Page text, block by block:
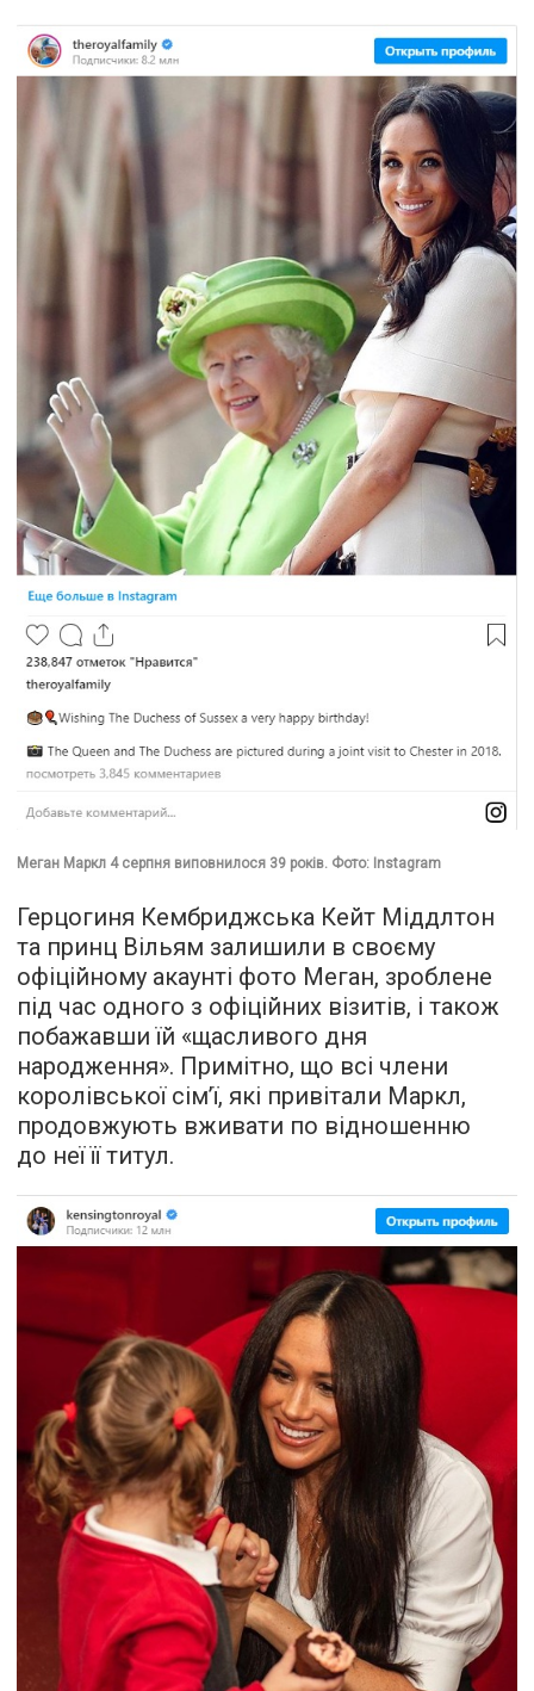
Меган Маркл 4 серпня виповнилося 39 років. Фото: Instagram
Герцогиня Кембриджська Кейт Міддлтон
та принц Вільям залишили в своєму
офіційному акаунті фото Меган, зроблене
під час одного з офіційних візитів, і також
побажавши їй «щасливого дня
народження». Примітно, що всі члени
королівської сім’ї, які привітали Маркл,
продовжують вживати по відношенню
до неї її титул.